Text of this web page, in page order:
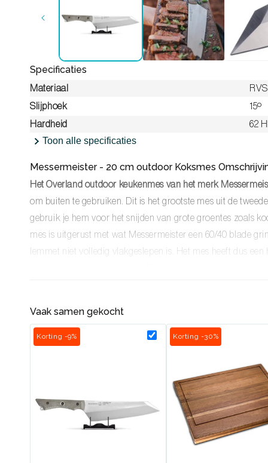
Specificaties
Materiaal
RVS
Slijphoek
15º
Hardheid
62
Toon alle specificaties
Messermeister - 20 cm outdoor Koksmes
Het Overland outdoor keukenmes van het merk
om buiten te gebruiken. Dit is het grootste mes uit de
gebruik je hem voor het snijden van grote groentes zoals
mes is uitgerust met wat Messermeister een 60/40 blade
lemmet niet volledig vlakgeslepen is. Het mes heeft dus
met dit mes. Wil je het Overland koksmes ook aan je riem
Messermeister Overland serie
Een mes uit de Overland serie is ideaal voor tijdens het
In beide gevallen wil je geen arsenaal aan messen
goed. Van het snijden van groenten en vlees tot het maken
mes uit de Overland serie kan het allemaal!
Materialen Overland serie
Voor de Overland serie heeft Messermeister robuuste
Vaak samen gekocht
Korting -9% Korting -30%